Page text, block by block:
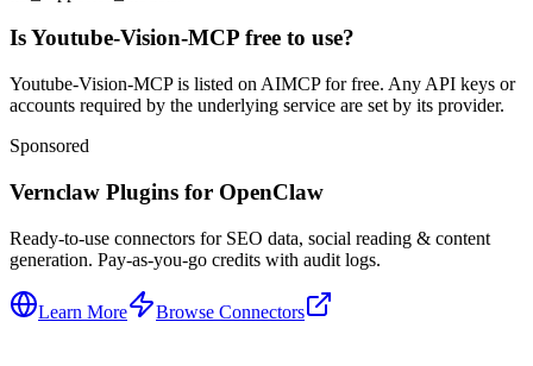
Is Youtube-Vision-MCP free to use?
Youtube-Vision-MCP is listed on AIMCP for free. Any API keys or
accounts required by the underlying service are set by its provider.
Sponsored
Vernclaw Plugins for OpenClaw
Ready-to-use connectors for SEO data, social reading & content
generation. Pay-as-you-go credits with audit logs.
Learn More Browse Connectors